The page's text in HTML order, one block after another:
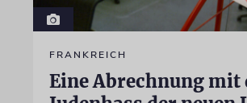
FRANKREICH
Eine Abrechnung mit